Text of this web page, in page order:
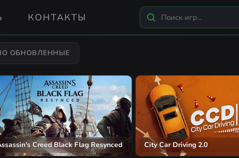
КОНТАКТЫ
ОБНОВЛЕННЫЕ
Creed Black Flag Resynced City Car Driving 2.0